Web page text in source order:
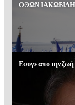
ΟΘΩΝ ΙΑΚΩΒΙΔΗΣ.
Εφυγε απο την ζωή